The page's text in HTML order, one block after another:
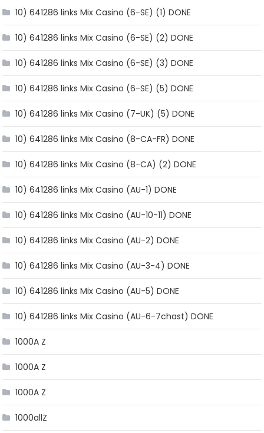
10) 641286 links Mix Casino (6-SE) (1) DONE
10) 641286 links Mix Casino (6-SE) (2) DONE
10) 641286 links Mix Casino (6-SE) (3) DONE
10) 641286 links Mix Casino (6-SE) (5) DONE
10) 641286 links Mix Casino (7-UK) (5) DONE
10) 641286 links Mix Casino (8-CA-FR) DONE
10) 641286 links Mix Casino (8-CA) (2) DONE
10) 641286 links Mix Casino (AU-1) DONE
10) 641286 links Mix Casino (AU-10-11) DONE
10) 641286 links Mix Casino (AU-2) DONE
10) 641286 links Mix Casino (AU-3-4) DONE
10) 641286 links Mix Casino (AU-5) DONE
10) 641286 links Mix Casino (AU-6-7chast) DONE
1000A Z
1000A Z
1000A Z
1000allZ